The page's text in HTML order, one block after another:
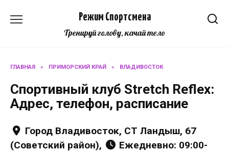
Режим Спортсмена
Тренируй голову, качай тело
ГЛАВНАЯ » ПРИМОРСКИЙ КРАЙ » ВЛАДИВОСТОК
Спортивный клуб Stretch Reflex:
Адрес, телефон, расписание
Город Владивосток, СТ Ландыш, 67
(Советский район),
Ежедневно: 09:00-